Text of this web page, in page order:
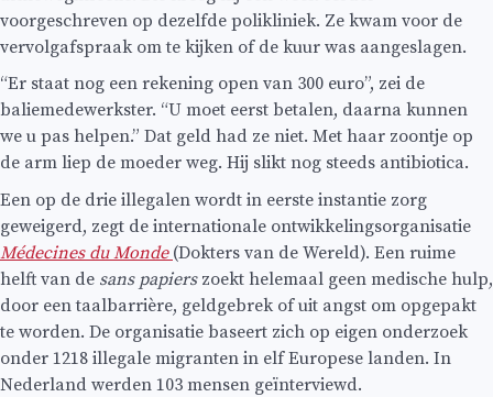
voorgeschreven op dezelfde polikliniek. Ze kwam voor de
vervolgafspraak om te kijken of de kuur was aangeslagen.
“Er staat nog een rekening open van 300 euro”, zei de
baliemedewerkster. “U moet eerst betalen, daarna kunnen
we u pas helpen.” Dat geld had ze niet. Met haar zoontje op
de arm liep de moeder weg. Hij slikt nog steeds antibiotica.
Een op de drie illegalen wordt in eerste instantie zorg
geweigerd, zegt de internationale ontwikkelingsorganisatie
Médecinesdu Monde (Dokters van de Wereld). Een ruime
helft van de sans papierszoekt helemaal geen medische hulp,
door een taalbarrière, geldgebrek of uit angst om opgepakt
te worden. De organisatie baseert zich op eigen onderzoek
onder 1218 illegale migranten in elf Europese landen. In
Nederland werden 103 mensen geïnterviewd.